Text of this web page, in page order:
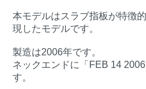
本モデルはスラブ指板が特徴
現したモデルです。
製造は2006年です。
ネックエンドに「FEB 14
す。